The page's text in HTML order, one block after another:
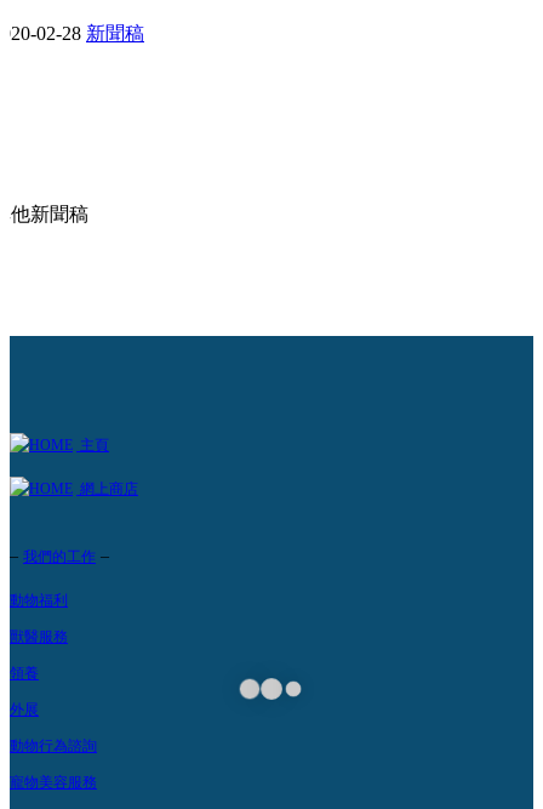
02-28 新聞稿
他新聞稿
主頁
網上商店
– 我們的工作 –
動物福利
獸醫服務
領養
外展
動物行為諮詢
寵物美容服務